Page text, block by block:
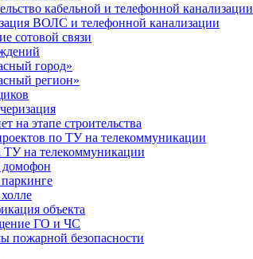
кабельной и телефонной канализации
ВОЛС и телефонной канализации
сотовой связи
город»
регион»
на этапе строительства
по ТУ на телекоммуникации
ТУ на телекоммуникации
объекта
ГО и ЧС
пожарной безопасности